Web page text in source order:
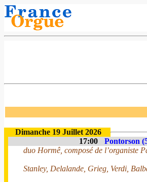
Dimanche 19 Juillet 2026
17:00
Pontorson
duo Hormê, composé de l’organiste
Stanley, Delalande, Grieg, Verdi,